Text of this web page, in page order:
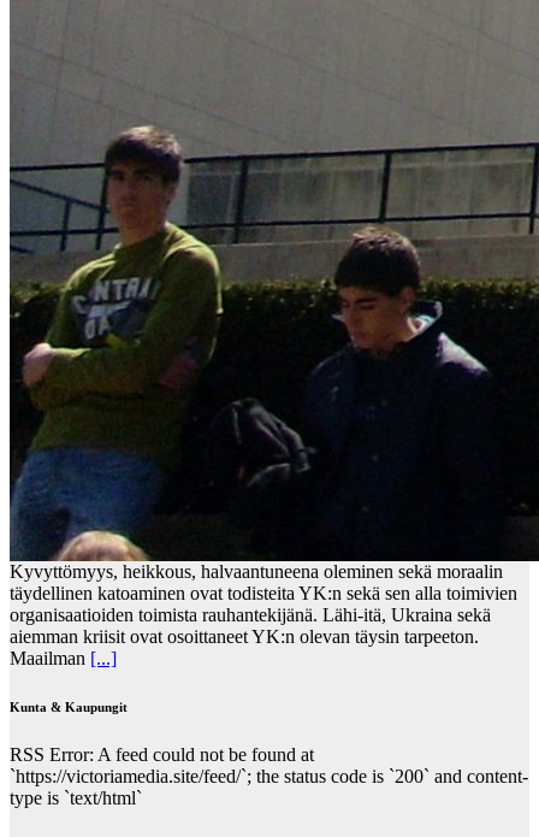
Kyvyttömyys, heikkous, halvaantuneena oleminen sekä moraalin
täydellinen katoaminen ovat todisteita YK:n sekä sen alla toimivien
organisaatioiden toimista rauhantekijänä. Lähi-itä, Ukraina sekä
aiemman kriisit ovat osoittaneet YK:n olevan täysin tarpeeton.
Maailman [...]
Kunta & Kaupungit
RSS Error: A feed could not be found at
`https://victoriamedia.site/feed/`; the status code is `200` and content-
type is `text/html`